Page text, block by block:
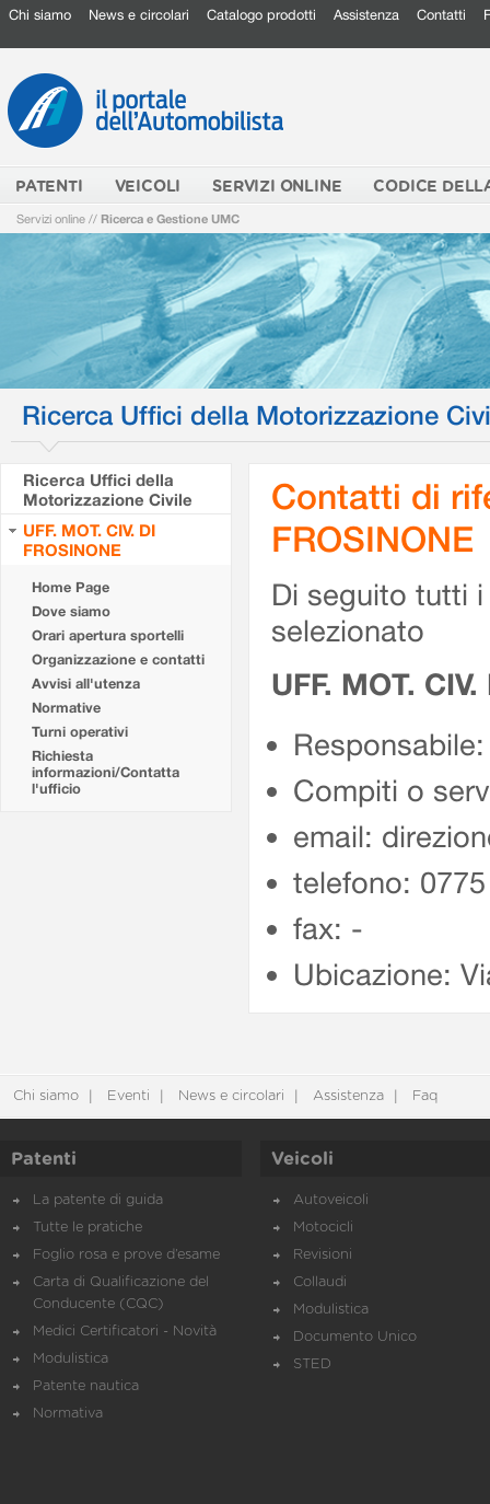
Chi siamo News e circolari Catalogo prodotti Assistenza Contatti
PATENTI VEICOLI SERVIZI ONLINE CODICE
Servizi online // Ricerca e Gestione UMC
Ricerca Uffici della Motorizzazione
Ricerca Uffici della
Motorizzazione Civile
UFF. MOT. CIV. DI
FROSINONE
Home Page
Dove siamo
Orari apertura sportelli
Organizzazione e contatti
Avvisi all'utenza
Normative
Turni operativi
Richiesta
informazioni/Contatta
l'ufficio
Contatti di
FROSINONE
Di seguito tutti
selezionato
UFF. MOT.
Compiti o
email:
telefono:
fax: -
Ubicazione:
Chi siamo Eventi News e circolari Assistenza Faq
Patenti
La patente di guida
Tutte le pratiche
Foglio rosa e prove d’esame
Carta di Qualificazione del
Conducente (CQC)
Medici Certificatori - Novità
Modulistica
Patente nautica
Normativa
Veicoli
Autoveicoli
Motocicli
Revisioni
Collaudi
Modulistica
Documento Unico
STED